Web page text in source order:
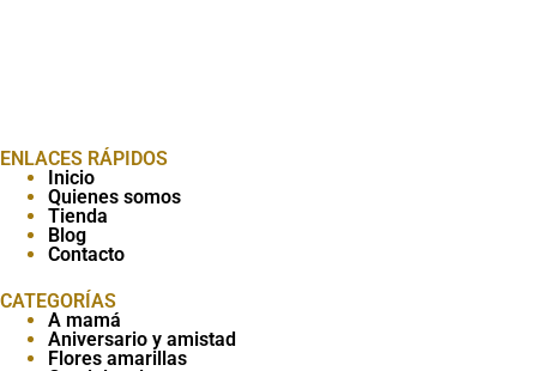
ENLACES RÁPIDOS
Inicio
Quienes somos
Tienda
Blog
Contacto
CATEGORÍAS
A mamá
Aniversario y amistad
Flores amarillas